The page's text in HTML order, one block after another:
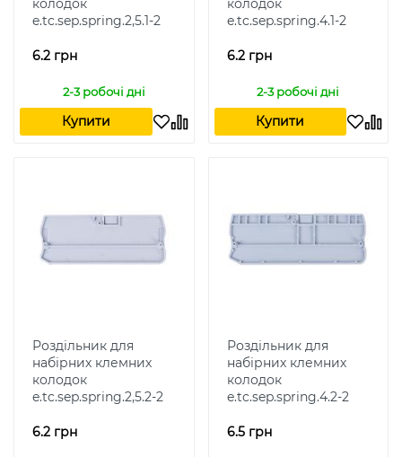
e.tc.sep.spring.2,5.1-2
6.2 грн
2-3 робочі дні
Купити
e.tc.sep.spring.4.1-2
6.2 грн
2-3 робочі дні
Купити
Роздільник для
набірних клемних
колодок
e.tc.sep.spring.2,5.2-2
6.2 грн
Роздільник для
набірних клемних
колодок
e.tc.sep.spring.4.2-2
6.5 грн